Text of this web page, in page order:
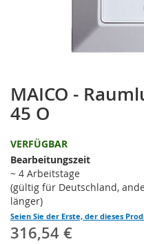
Zum
Anfang
der
springen
MAICO -
45 O
VERFÜGBAR
Bearbeitungszeit
~ 4 Arbeitstage
(gültig für Deutschland,
länger)
Seien Sie der Erste, der dieses
316,54 €